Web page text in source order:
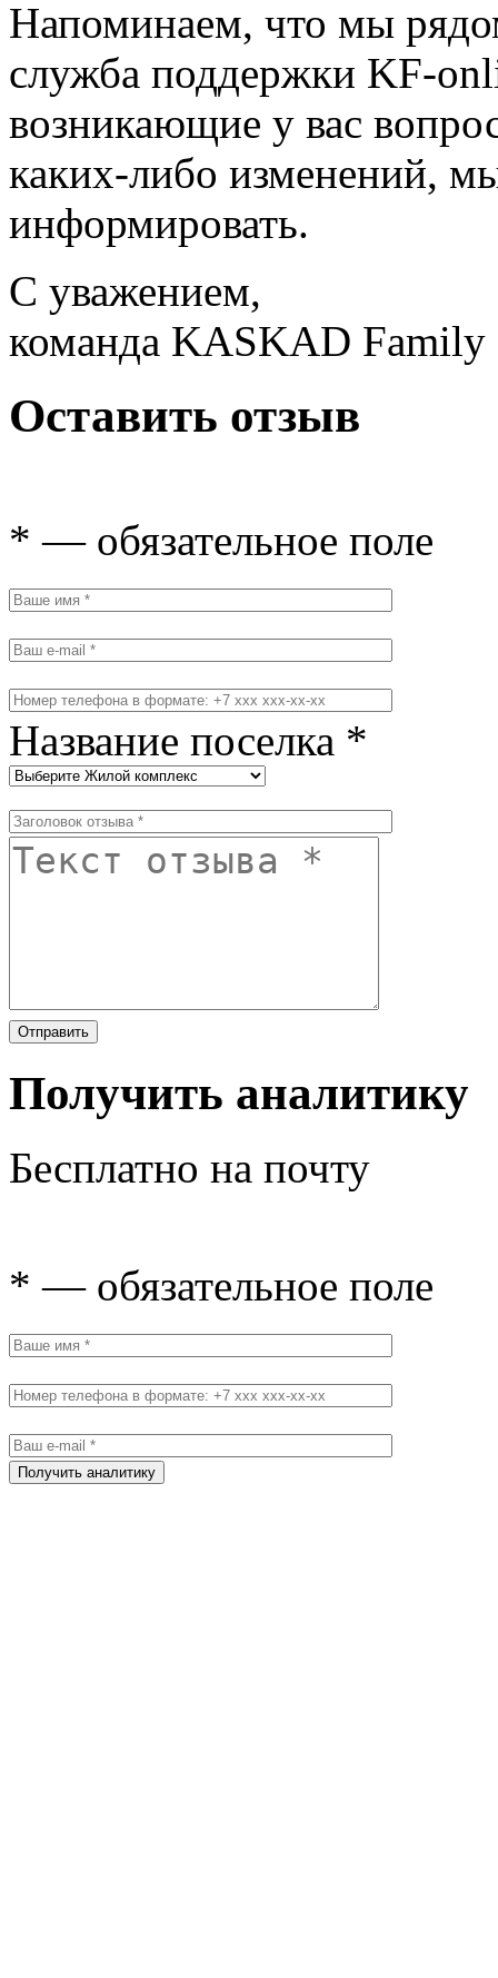
Напоминаем, что мы
служба поддержки KF-
возникающие у вас
каких-либо изменений,
информировать.
С уважением,
команда KASKAD Family
Оставить отзыв
* — обязательное поле
Название поселка *
Получить аналитику
Бесплатно на почту
* — обязательное поле